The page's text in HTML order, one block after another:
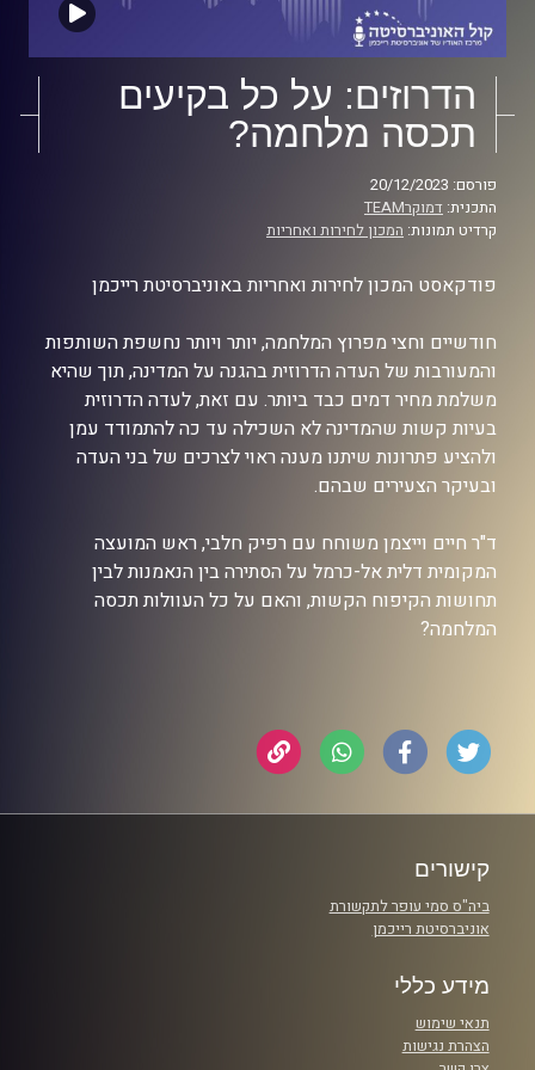
הדרוזים: על כל בקיעים
תכסה מלחמה?
פורסם: 20/12/2023
התכנית: דמוקרTEAM
קרדיט תמונות: המכון לחירות ואחריות
פודקאסט המכון לחירות ואחריות באוניברסיטת רייכמן
חודשיים וחצי מפרוץ המלחמה, יותר ויותר נחשפת השותפות
והמעורבות של העדה הדרוזית בהגנה על המדינה, תוך שהיא
משלמת מחיר דמים כבד ביותר. עם זאת, לעדה הדרוזית
בעיות קשות שהמדינה לא השכילה עד כה להתמודד עמן
ולהציע פתרונות שיתנו מענה ראוי לצרכים של בני העדה
ובעיקר הצעירים שבהם.
ד"ר חיים וייצמן משוחח עם רפיק חלבי, ראש המועצה
המקומית דלית אל-כרמל על הסתירה בין הנאמנות לבין
תחושות הקיפוח הקשות, והאם על כל העוולות תכסה
המלחמה?
קישורים
ביה"ס סמי עופר לתקשורת
אוניברסיטת רייכמן
מידע כללי
תנאי שימוש
הצהרת נגישות